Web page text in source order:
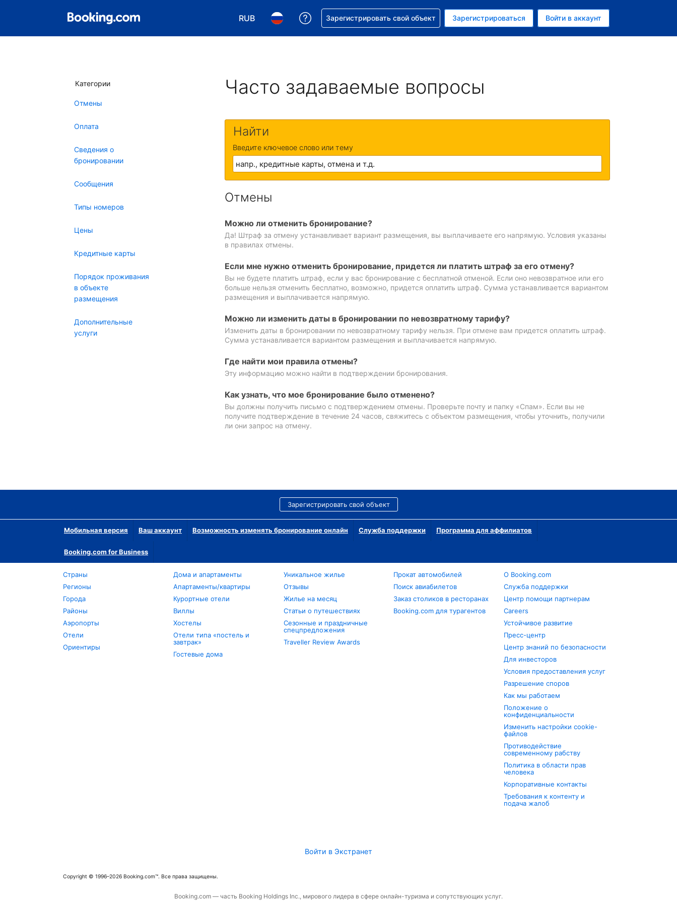
RUB
Выберите валюту. Текущая валюта — Российский рубль
Выберите язык. Текущий язык — На русском
Получите помощь с бронированием
Зарегистрировать свой объект Зарегистрироваться Войти в аккаунт
Категории
Отмены
Оплата
Сведения о
бронировании
Сообщения
Типы номеров
Цены
Кредитные карты
Порядок проживания
в объекте
размещения
Дополнительные
услуги
Часто задаваемые вопросы
Найти
Введите ключевое слово или тему
Отмены
Можно ли отменить бронирование?
Да! Штраф за отмену устанавливает вариант размещения, вы выплачиваете его напрямую. Условия указаны
в правилах отмены.
Если мне нужно отменить бронирование, придется ли платить штраф за его отмену?
Вы не будете платить штраф, если у вас бронирование с бесплатной отменой. Если оно невозвратное или его
больше нельзя отменить бесплатно, возможно, придется оплатить штраф. Сумма устанавливается вариантом
размещения и выплачивается напрямую.
Можно ли изменить даты в бронировании по невозвратному тарифу?
Изменить даты в бронировании по невозвратному тарифу нельзя. При отмене вам придется оплатить штраф.
Сумма устанавливается вариантом размещения и выплачивается напрямую.
Где найти мои правила отмены?
Эту информацию можно найти в подтверждении бронирования.
Как узнать, что мое бронирование было отменено?
Вы должны получить письмо с подтверждением отмены. Проверьте почту и папку «Спам». Если вы не
получите подтверждение в течение 24 часов, свяжитесь с объектом размещения, чтобы уточнить, получили
ли они запрос на отмену.
Зарегистрировать свой объект
Мобильная версия Ваш аккаунт Возможность изменять бронирование онлайн Служба поддержки Программа для аффилиатов
Booking.com for Business
Страны
Регионы
Города
Районы
Аэропорты
Отели
Ориентиры
Дома и апартаменты
Апартаменты/квартиры
Курортные отели
Виллы
Хостелы
Отели типа «постель и
завтрак»
Гостевые дома
Уникальное жилье
Отзывы
Жилье на месяц
Статьи о путешествиях
Сезонные и праздничные
спецпредложения
Traveller Review Awards
Прокат автомобилей
Поиск авиабилетов
Заказ столиков в ресторанах
Booking.com для турагентов
О Booking.com
Служба поддержки
Центр помощи партнерам
Careers
Устойчивое развитие
Пресс-центр
Центр знаний по безопасности
Для инвесторов
Условия предоставления услуг
Разрешение споров
Как мы работаем
Положение о
конфиденциальности
Изменить настройки cookie-
файлов
Противодействие
современному рабству
Политика в области прав
человека
Корпоративные контакты
Требования к контенту и
подача жалоб
Войти в Экстранет
Copyright © 1996–2026 Booking.com™. Все права защищены.
Booking.com — часть Booking Holdings Inc., мирового лидера в сфере онлайн-туризма и сопутствующих услуг.